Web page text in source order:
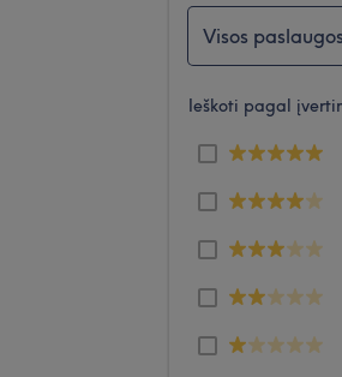
Visos paslaugos
Ieškoti pagal